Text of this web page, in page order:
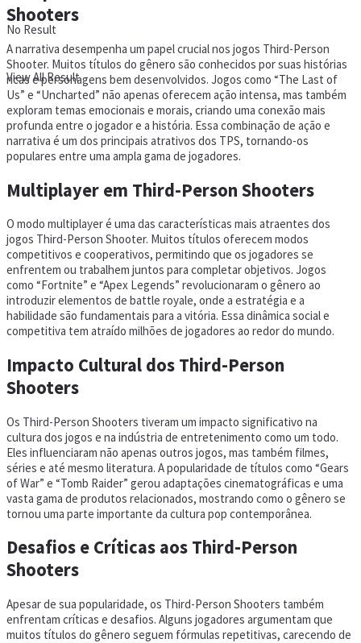
No Result
View All Result
Shooters
A narrativa desempenha um papel crucial nos jogos Third-Person
Shooter. Muitos títulos do gênero são conhecidos por suas histórias
ricas e personagens bem desenvolvidos. Jogos como “The Last of
Us” e “Uncharted” não apenas oferecem ação intensa, mas também
exploram temas emocionais e morais, criando uma conexão mais
profunda entre o jogador e a história. Essa combinação de ação e
narrativa é um dos principais atrativos dos TPS, tornando-os
populares entre uma ampla gama de jogadores.
Multiplayer em Third-Person Shooters
O modo multiplayer é uma das características mais atraentes dos
jogos Third-Person Shooter. Muitos títulos oferecem modos
competitivos e cooperativos, permitindo que os jogadores se
enfrentem ou trabalhem juntos para completar objetivos. Jogos
como “Fortnite” e “Apex Legends” revolucionaram o gênero ao
introduzir elementos de battle royale, onde a estratégia e a
habilidade são fundamentais para a vitória. Essa dinâmica social e
competitiva tem atraído milhões de jogadores ao redor do mundo.
Impacto Cultural dos Third-Person
Shooters
Os Third-Person Shooters tiveram um impacto significativo na
cultura dos jogos e na indústria de entretenimento como um todo.
Eles influenciaram não apenas outros jogos, mas também filmes,
séries e até mesmo literatura. A popularidade de títulos como “Gears
of War” e “Tomb Raider” gerou adaptações cinematográficas e uma
vasta gama de produtos relacionados, mostrando como o gênero se
tornou uma parte importante da cultura pop contemporânea.
Desafios e Críticas aos Third-Person
Shooters
Apesar de sua popularidade, os Third-Person Shooters também
enfrentam críticas e desafios. Alguns jogadores argumentam que
muitos títulos do gênero seguem fórmulas repetitivas, carecendo de